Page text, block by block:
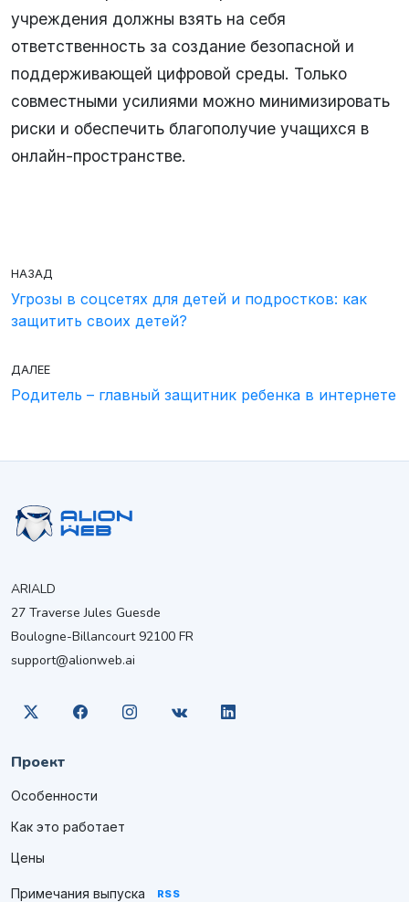
учреждения должны взять на себя
ответственность за создание безопасной и
поддерживающей цифровой среды. Только
совместными усилиями можно минимизировать
риски и обеспечить благополучие учащихся в
онлайн-пространстве.
НАЗАД
Угрозы в соцсетях для детей и подростков: как
защитить своих детей?
ДАЛЕЕ
Родитель – главный защитник ребенка в интернете
ARIALD
27 Traverse Jules Guesde
Boulogne-Billancourt 92100 FR
support@alionweb.ai
Проект
Особенности
Как это работает
Цены
Примечания выпуска RSS